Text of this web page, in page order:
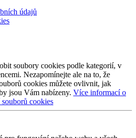
údajů
soubory cookies podle kategorií, v
Nezapomínejte ale na to, že
cookies můžete ovlivnit, jak
jsou Vám nabízeny. Více informací o
cookies